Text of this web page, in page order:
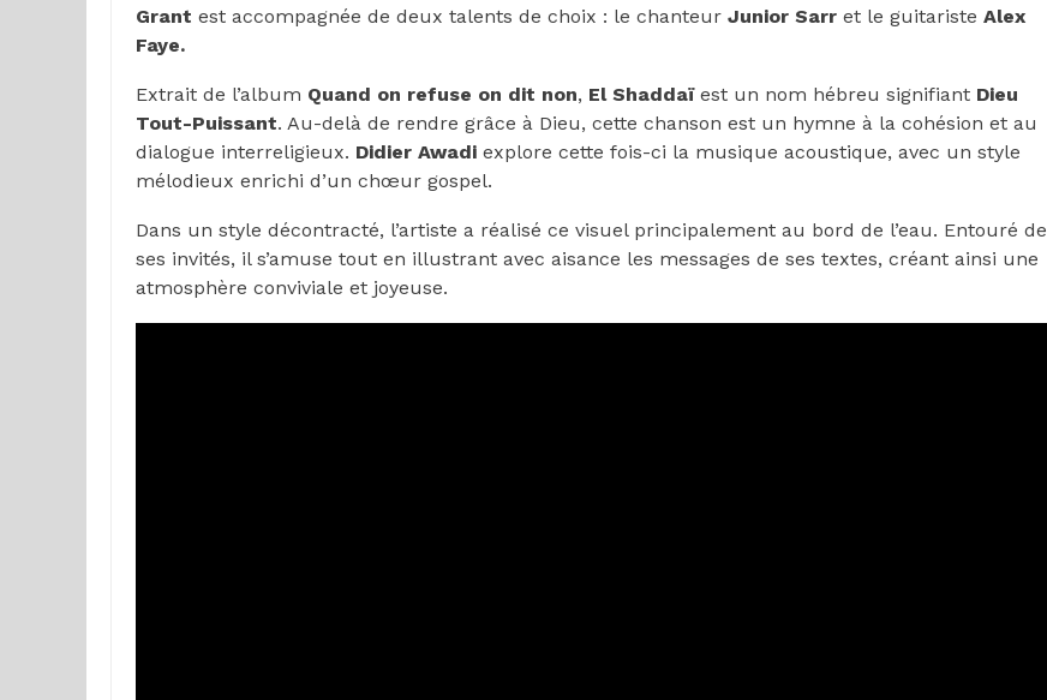
Grant est accompagnée de deux talents de choix : le chanteur Junior Sarr et le guitariste Alex
Faye.
Extrait de l’album Quand on refuse on dit non, El Shaddaïest un nom hébreu signifiant Dieu
Tout-Puissant. Au-delà de rendre grâce à Dieu, cette chanson est un hymne à la cohésion et au
dialogue interreligieux. Didier Awadi explore cette fois-ci la musique acoustique, avec un style
mélodieux enrichi d’un chœur gospel.
Dans un style décontracté, l’artiste a réalisé ce visuel principalement au bord de l’eau. Entouré de
ses invités, il s’amuse tout en illustrant avec aisance les messages de ses textes, créant ainsi une
atmosphère conviviale et joyeuse.